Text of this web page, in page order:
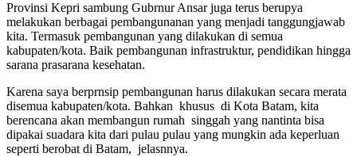
Provinsi Kepri sambung Gubrnur Ansar juga terus berupya
melakukan berbagai pembangunanan yang menjadi tanggungjawab
kita. Termasuk pembangunan yang dilakukan di semua
kabupaten/kota. Baik pembangunan infrastruktur, pendidikan hingga
sarana prasarana kesehatan.
Karena saya berprnsip pembangunan harus dilakukan secara merata
disemua kabupaten/kota. Bahkan khusus di Kota Batam, kita
berencana akan membangun rumah singgah yang nantinta bisa
dipakai suadara kita dari pulau pulau yang mungkin ada keperluan
seperti berobat di Batam, jelasnnya.